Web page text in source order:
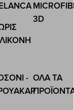
3D
ΟΛΑ ΤΑ
-